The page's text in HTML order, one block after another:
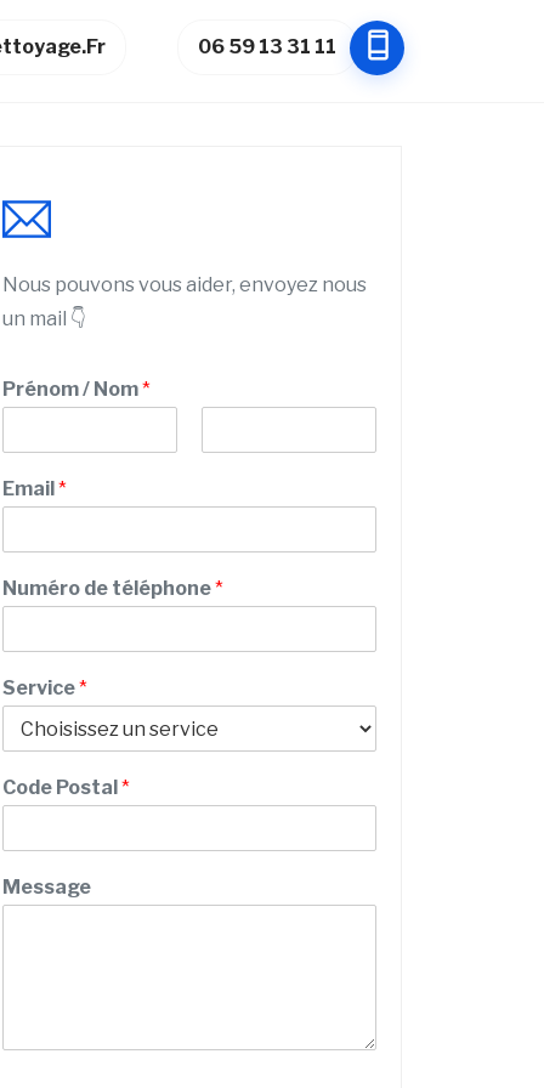
06 59 13 31 11
Nous pouvons vous aider, envoyez nous
un mail 👇
Prénom / Nom*
r
é
m
Email*
Numéro de téléphone*
Service*
S
e
v
c
Code Postal*
Message